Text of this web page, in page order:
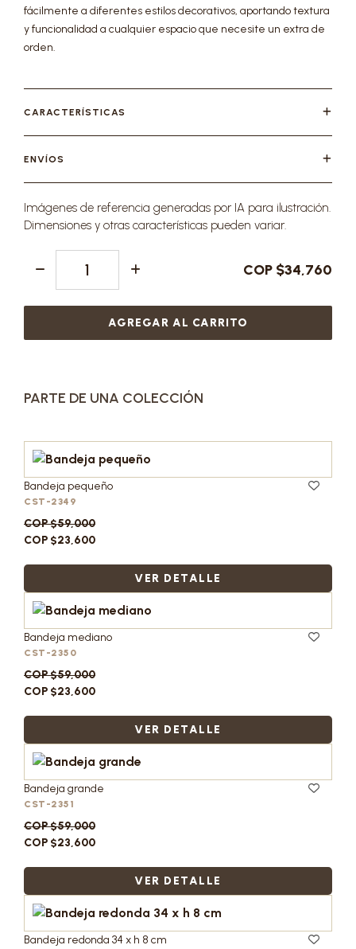
fácilmente a diferentes estilos decorativos, aportando textura
y funcionalidad a cualquier espacio que necesite un extra de
orden.
CARACTERÍSTICAS
ENVÍOS
Imágenes de referencia generadas por IA para ilustración.
Dimensiones y otras características pueden variar.
COP $34,760
AGREGAR AL CARRITO
PARTE DE UNA COLECCIÓN
Bandeja pequeño
CST-2349
COP $59,000
COP $23,600
VER DETALLE
Bandeja mediano
CST-2350
COP $59,000
COP $23,600
VER DETALLE
Bandeja grande
CST-2351
COP $59,000
COP $23,600
VER DETALLE
Bandeja redonda 34 x h 8 cm